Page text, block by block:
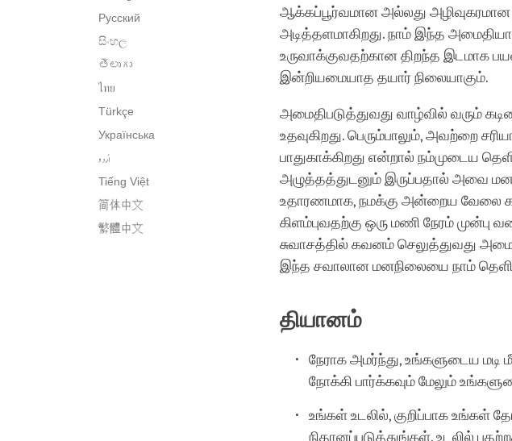
Русский
සිංහල
తెలుగు
ไทย
Türkçe
Українська
اُردو
Tiếng Việt
简体中文
繁體中文
ஆக்கப்பூர்வமான அல்லது
அடித்தளமாகிறது. நாம் இந்த
உருவாக்குவதற்கான திறந்த இடமாக
இன்றியமையாத தயார் நிலையாகும்.
அமைதிபடுத்துவது வாழ்வில் வரும்
உதவுகிறது. பெரும்பாலும், அவற்றை
பாதுகாக்கிறது என்றால் நம்முடைய
அழுத்தத்துடனும் இருப்பதால் அவை மன
உதாரணமாக, நமக்கு அன்றைய வேலை
கிளம்புவதற்கு ஒரு மணி நேரம் முன்பு
சுவாசத்தில் கவனம் செலுத்துவது
இந்த சவாலான மனநிலையை நாம்
தியானம்
நேராக அமர்ந்து, உங்களுடைய
நோக்கி பார்க்கவும் மேலும்
உங்கள் உடலில், குறிப்பாக உங்கள்
நிதானப்படுத்துங்கள். உடலில்